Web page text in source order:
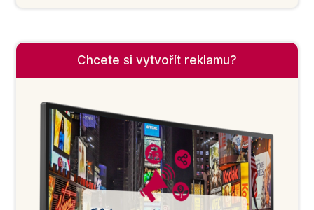
Chcete si vytvořít reklamu?